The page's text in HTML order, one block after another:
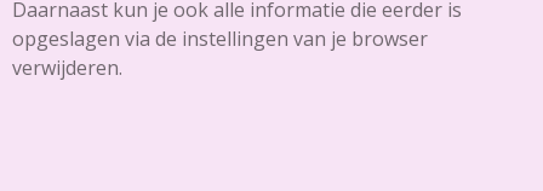
Daarnaast kun je ook alle informatie die eerder is
opgeslagen via de instellingen van je browser
verwijderen.